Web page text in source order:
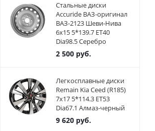
Стальные диски
Accuride ВАЗ-оригинал
ВАЗ-2123 Шеви-Нива
6x15 5*139.7 ET40
Dia98.5 Серебро
2 500руб.
Легкосплавные диски
Remain Kia Ceed (R185)
7x17 5*114.3 ET53
Dia67.1 Алмаз-черный
9 620руб.